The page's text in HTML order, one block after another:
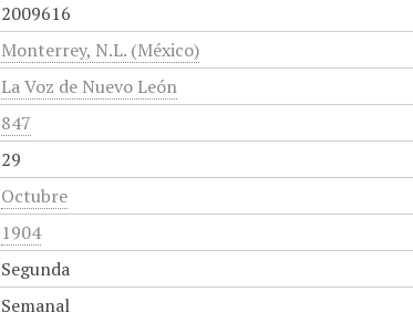
2009616
Monterrey, N.L. (México)
La Voz de Nuevo León
847
29
Octubre
1904
Segunda
Semanal